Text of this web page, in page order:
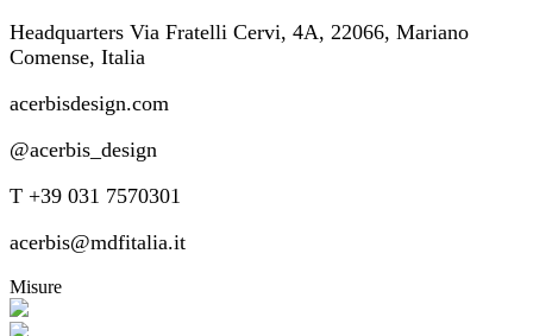
Headquarters Via Fratelli Cervi, 4A, 22066, Mariano
Comense, Italia
acerbisdesign.com
@acerbis_design
T +39 031 7570301
acerbis@mdfitalia.it
Misure